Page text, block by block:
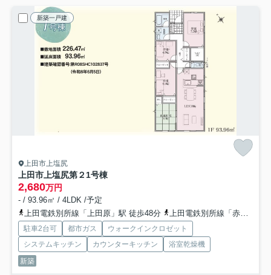
新築一戸建
上田市上塩尻
上田市上塩尻第２ 1号棟
2,680万円
- / 93.96㎡ / 4LDK /予定
上田電鉄別所線「上田原」駅 徒歩48分
上田電鉄別所線「赤坂上」駅 徒歩48分
駐車2台可 都市ガス
ウォークインクロゼット
システムキッチン
カウンターキッチン
浴室乾燥機
新築